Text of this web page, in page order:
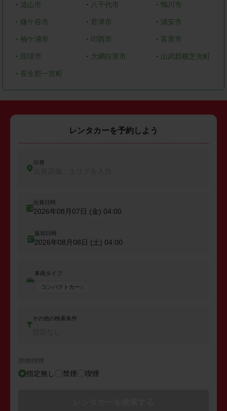
・ 流山市 ・ 八千代市 ・ 鴨川市
・ 鎌ケ谷市 ・ 君津市 ・ 浦安市
・ 袖ケ浦市 ・ 印西市 ・ 富里市
・ 匝瑳市 ・ 大網白里市 ・ 山武郡横芝光町
・ 長生郡一宮町
レンタカーを予約しよう
出発
出発日時
2026年08月07日 (金) 04:00
返却日時
2026年08月08日 (土) 04:00
車両タイプ
コンパクトカー
その他の検索条件
禁煙/喫煙
指定無し 禁煙 喫煙